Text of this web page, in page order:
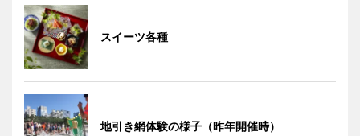
スイーツ各種
地引き網体験の様子（昨年開催時）